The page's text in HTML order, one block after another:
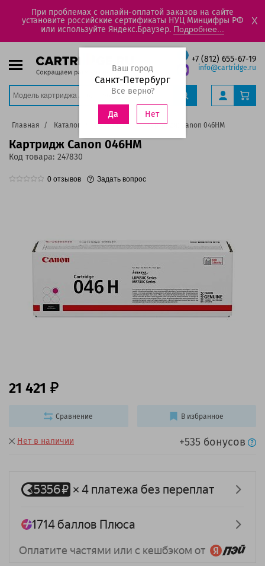
При проблемах с онлайн-оплатой заказов на сайте
установите российские сертификаты НУЦ Минцифры РФ
или используйте Яндекс.Браузер. Подробнее...
X
+7 (812) 655-67-19
info@cartridge.ru
Ваш город
Санкт-Петербург
Все верно?
Да Нет
Главная Каталог Картриджи Картридж Canon 046HM
Картридж Canon 046HM
Код товара: 247830
0 отзывов Задать вопрос
Нет в наличии +535 бонусов
21 421
Сравнение В избранное